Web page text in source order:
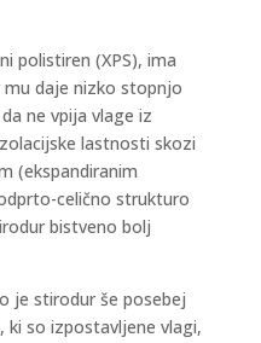
polistiren (XPS), ima
daje nizko stopnjo
ne vpija vlage iz
lastnosti skozi
(ekspandiranim
celično strukturo
bistveno bolj
je stirodur še posebej
ki so izpostavljene vlagi,